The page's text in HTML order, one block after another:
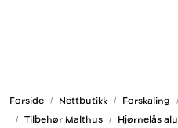
Forside Nettbutikk Forskaling
Tilbehør Malthus
Hjørnelås alu
Belysning og sesong